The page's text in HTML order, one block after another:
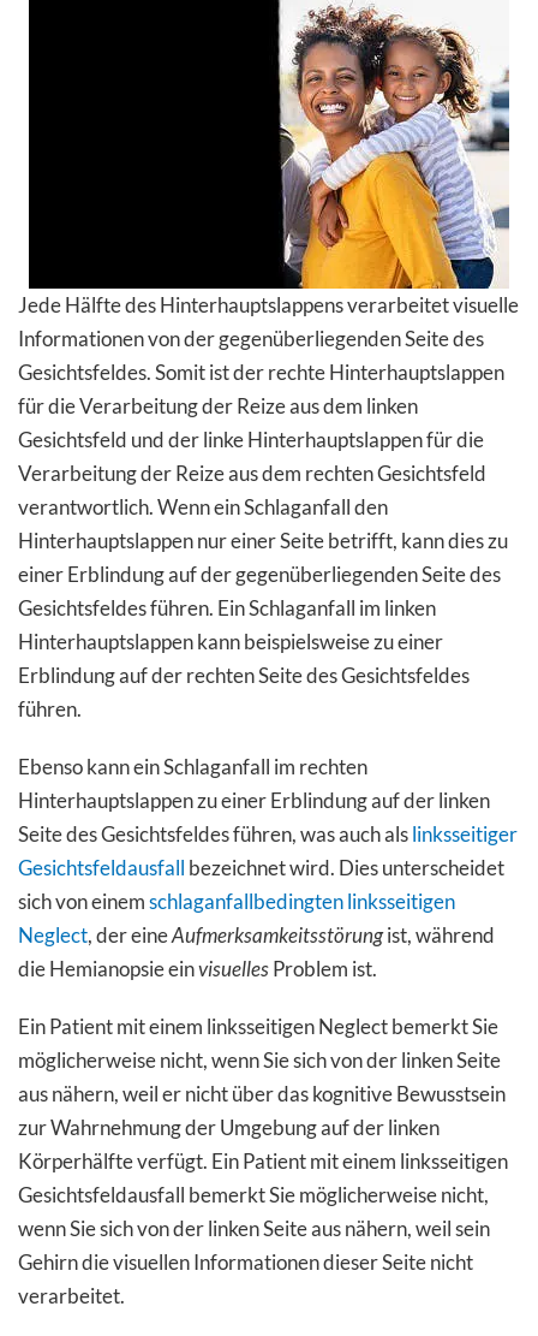
Jede Hälfte des Hinterhauptslappens verarbeitet visuelle
Informationen von der gegenüberliegenden Seite des
Gesichtsfeldes. Somit ist der rechte Hinterhauptslappen
für die Verarbeitung der Reize aus dem linken
Gesichtsfeld und der linke Hinterhauptslappen für die
Verarbeitung der Reize aus dem rechten Gesichtsfeld
verantwortlich. Wenn ein Schlaganfall den
Hinterhauptslappen nur einer Seite betrifft, kann dies zu
einer Erblindung auf der gegenüberliegenden Seite des
Gesichtsfeldes führen. Ein Schlaganfall im linken
Hinterhauptslappen kann beispielsweise zu einer
Erblindung auf der rechten Seite des Gesichtsfeldes
führen.
Ebenso kann ein Schlaganfall im rechten
Hinterhauptslappen zu einer Erblindung auf der linken
Seite des Gesichtsfeldes führen, was auch alslinksseitiger
Gesichtsfeldausfall bezeichnet wird. Dies unterscheidet
sich von einemschlaganfallbedingten linksseitigen
Neglect, der eineAufmerksamkeitsstörungist, während
die Hemianopsie einvisuellesProblem ist.
Ein Patient mit einem linksseitigen Neglect bemerkt Sie
möglicherweise nicht, wenn Sie sich von der linken Seite
aus nähern, weil er nicht über das kognitive Bewusstsein
zur Wahrnehmung der Umgebung auf der linken
Körperhälfte verfügt. Ein Patient mit einem linksseitigen
Gesichtsfeldausfall bemerkt Sie möglicherweise nicht,
wenn Sie sich von der linken Seite aus nähern, weil sein
Gehirn die visuellen Informationen dieser Seite nicht
verarbeitet.